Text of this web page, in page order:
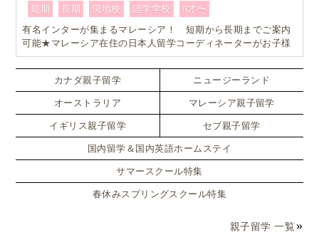
加する選択肢もあり、高齢者施設で演奏を届けるやり
がいのある仕事も体験できます。
3週間のサマージョブ！勤務時間・給料はいく
短期 長期 現地校 語学学校
0才〜
有名インターが集まるマレーシア！ 短期から長期までご案内
可能★マレーシア在住の日本人留学コーディネーターがお子様
お一人おひとりに合ったワンランク上のマレーシア親子留学を
カスタマイズ
カナダ親子留学
ニュージーランド
オーストラリア マレーシア親子留学
イギリス親子留学 セブ親子留学
国内留学＆国内英語ホームステイ
サマースクール特集
春休みスプリングスクール特集
親子留学 一覧